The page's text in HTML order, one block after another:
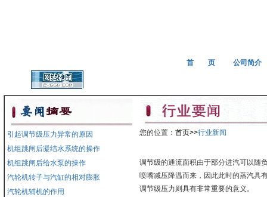
首 页 公司简介
引起调节级压力异常的原因
机组跳闸后凝结水系统的操作
机组跳闸后给水泵的操作
汽轮机转子与汽缸的相对膨胀
汽轮机辅机的作用
您的位置： 首页>>行业新闻
调节级的通流面积由于部分进汽可以随
喷嘴减压降温而来，因此此时的蒸汽具
调节级压力则具有非常重要的意义。